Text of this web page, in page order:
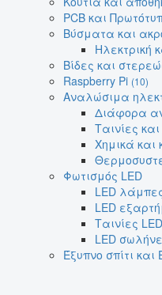
PCB και
Βύσματα και
Ηλεκτρική
Βίδες και
Raspberry Pi (10)
Αναλώσιμα
Διάφορα
Ταινίες
Χημικά και
Φωτισμός LED
LED
LED
Ταινίες
LED
Έξυπνο σπίτι και